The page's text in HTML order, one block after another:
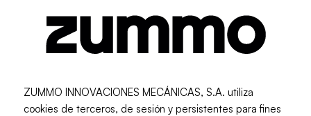
Pasado Feria
FHA 2026
21 Apr, 2026 · Singapore
ZUMMO INNOVACIONES MECÁNICAS, S.A. utiliza
cookies de terceros, de sesión y persistentes para fines